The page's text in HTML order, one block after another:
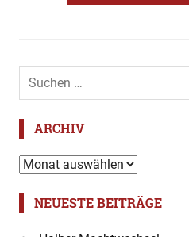
ARCHIV
Archiv
NEUESTE BEITRÄGE